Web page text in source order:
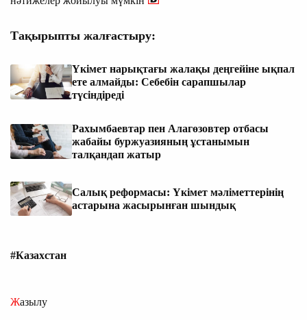
Тақырыпты жалғастыру:
Үкімет нарықтағы жалақы деңгейіне ықпал
ете алмайды: Себебін сарапшылар
түсіндіреді
Рахымбаевтар пен Алагөзовтер отбасы
жабайы буржуазияның ұстанымын
талқандап жатыр
Салық реформасы: Үкімет мәліметтерінің
астарына жасырынған шындық
#Казахстан
Жазылу